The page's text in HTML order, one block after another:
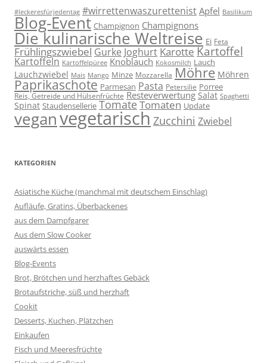
#leckeresfürjedentag #wirrettenwaszurettenist Apfel Basilikum
Blog-Event Champignon Champignons
Die kulinarische Weltreise Ei Feta
Frühlingszwiebel Gurke Joghurt Karotte Kartoffel
Kartoffeln Kartoffelpüree Knoblauch Kokosmilch Lauch
Lauchzwiebel Mais Mango Minze Mozzarella Möhre Möhren
Paprikaschote Parmesan Pasta Petersilie Porree
Reis, Getreide und Hülsenfrüchte Resteverwertung Salat Spaghetti
Spinat Staudensellerie TomateTomaten Update
veganvegetarischZucchini Zwiebel
KATEGORIEN
Asiatische Küche (manchmal mit deutschem Einschlag)
Aufläufe, Gratins, Überbackenes
aus dem Dampfgarer
Aus dem Slow Cooker
auswärts essen
Blog-Events
Brot, Brötchen und herzhaftes Gebäck
Brotaufstriche, süß und herzhaft
Cookit
Desserts, Kuchen, Plätzchen
Einkaufen
Fisch und Meeresfrüchte